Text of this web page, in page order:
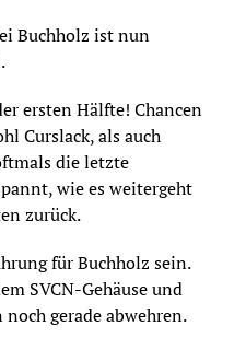
Buchholz ist nun
ersten Hälfte! Chancen
Curslack, als auch
die letzte
wie es weitergeht
zurück.
für Buchholz sein.
SVCN-Gehäuse und
gerade abwehren.